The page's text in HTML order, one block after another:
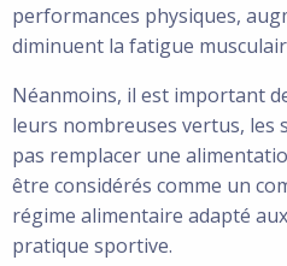
performances physiques,
diminuent la fatigue
Néanmoins, il est important
leurs nombreuses vertus, les
pas remplacer une
être considérés comme un
régime alimentaire adapté
pratique sportive.